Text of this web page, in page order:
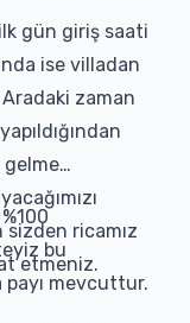
gün giriş saati
ise villadan
zaman
gelme
ricamız
etmeniz.
bu
payı mevcuttur.